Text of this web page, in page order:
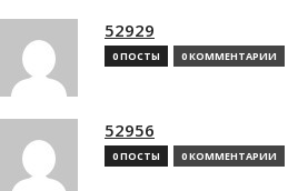
52929
0 ПОСТЫ 0 КОММЕНТАРИИ
52956
0 ПОСТЫ 0 КОММЕНТАРИИ